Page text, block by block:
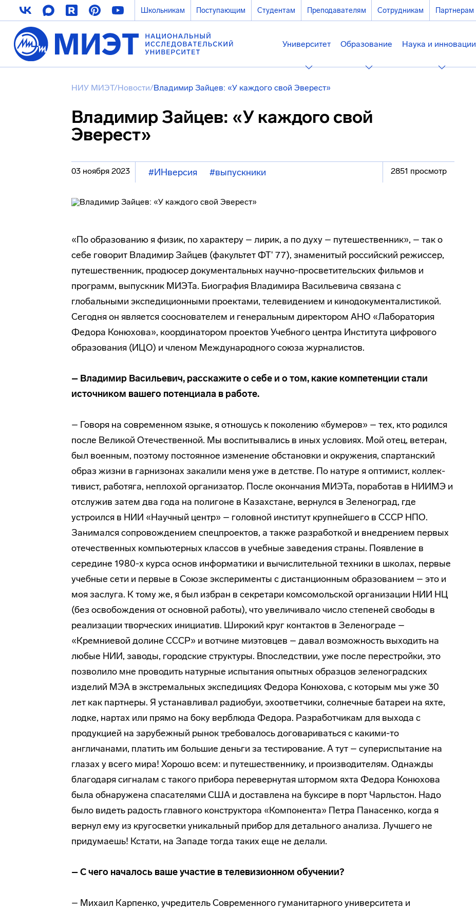
Школьникам Поступающим Студентам Преподавателям Сотрудникам Партнерам
Университет Образование Наука и инновации
НИУ МИЭТ/Новости/Владимир Зайцев: «У каждого свой Эверест»
Владимир Зайцев: «У каждого свой
Эверест»
03 ноября 2023 #ИНверсия #выпускники 2851 просмотр
«По образованию я физик, по характеру – лирик, а по духу – путешественник», – так о
себе говорит Владимир Зайцев (факультет ФТ' 77), знаменитый российский режиссер,
путешественник, продюсер документальных научно-просветительских фильмов и
программ, выпускник МИЭТа. Биография Владимира Васильевича связана с
глобальными экспедиционными проектами, телевидением и кинодокументалистикой.
Сегодня он является сооснователем и генеральным директором АНО «Лаборатория
Федора Конюхова», координатором проектов Учебного центра Института цифрового
образования (ИЦО) и членом Междуна­родного союза журналистов.
– Владимир Васильевич, расскажите о себе и о том, какие компетенции стали
источником вашего потенциала в работе.
– Говоря на современном языке, я отношусь к поколению «бумеров» – тех, кто родился
после Великой Отечественной. Мы воспитывались в иных условиях. Мой отец, ветеран,
был военным, поэтому постоянное изменение обстановки и окружения, спартанский
образ жизни в гарнизонах закалили меня уже в детстве. По натуре я оптимист, коллек­
тивист, работяга, неплохой организатор. После окончания МИЭТа, поработав в НИИМЭ и
отслужив затем два года на полигоне в Казахстане, вернул­ся в Зеленоград, где
устроился в НИИ «Научный центр» – головной институт крупнейшего в СССР НПО.
Занимался сопровождением спецпроектов, а также разработкой и внедрением первых
отече­ственных компьютерных классов в учебные заве­дения страны. Появление в
середине 1980-х курса основ информатики и вычислительной техники в школах, первые
учебные сети и первые в Союзе эксперименты с дистанционным образованием – это и
моя заслуга. К тому же, я был избран в секретари комсомольской организации НИИ НЦ
(без осво­бождения от основной работы), что увеличивало число степеней свободы в
реализации творческих инициатив. Широкий круг контактов в Зеленогра­де –
«Кремниевой долине СССР» и вотчине миэтов­цев – давал возможность выходить на
любые НИИ, заводы, городские структуры. Впоследствии, уже после перестройки, это
позволило мне проводить натурные испытания опытных образцов зеленоград­ских
изделий МЭА в экстремальных экспедициях Федора Конюхова, с которым мы уже 30
лет как партнеры. Я устанавливал радиобуи, эхоответчики, солнечные батареи на яхте,
лодке, нартах или прямо на боку верблюда Федора. Разработчикам для выхо­да с
продукцией на зарубежный рынок требовалось договариваться с какими-то
англичанами, платить им большие деньги за тестирование. А тут – супе­риспытание на
глазах у всего мира! Хорошо всем: и путешественнику, и производителям. Однажды
благодаря сигналам с такого прибора перевернутая штормом яхта Федора Конюхова
была обнаружена спасателями США и доставлена на буксире в порт Чарльстон. Надо
было видеть радость главного кон­структора «Компонента» Петра Панасенко, когда я
вернул ему из кругосветки уникальный прибор для детального анализа. Лучшего не
придумаешь! Кстати, на Западе тогда таких еще не делали.
– С чего началось ваше участие в телеви­зионном обучении?
– Михаил Карпенко, учредитель Современ­ного гуманитарного университета и